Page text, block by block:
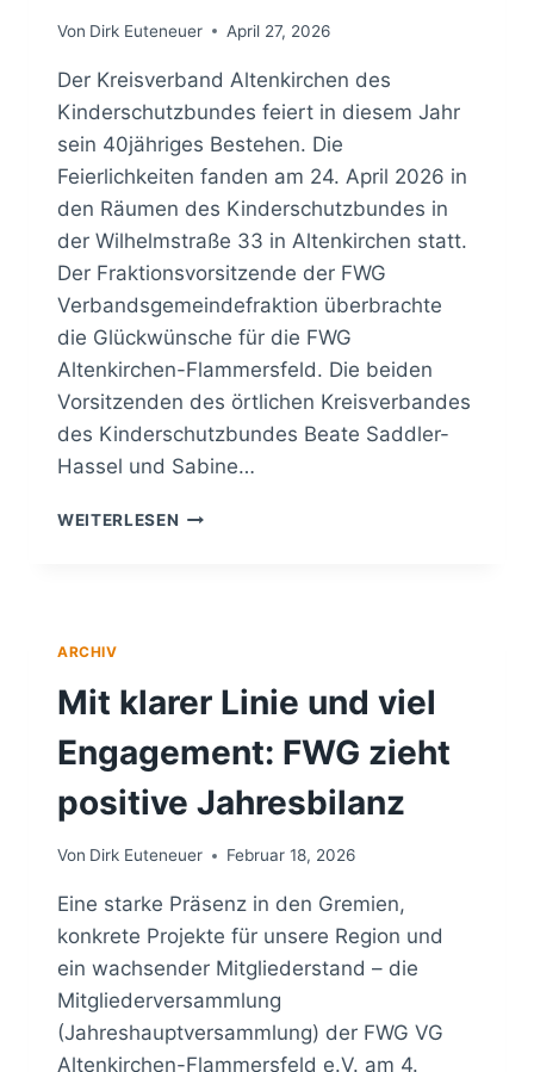
Von Dirk Euteneuer April 27, 2026
Der Kreisverband Altenkirchen des
Kinderschutzbundes feiert in diesem Jahr
sein 40jähriges Bestehen. Die
Feierlichkeiten fanden am 24. April 2026 in
den Räumen des Kinderschutzbundes in
der Wilhelmstraße 33 in Altenkirchen statt.
Der Fraktionsvorsitzende der FWG
Verbandsgemeindefraktion überbrachte
die Glückwünsche für die FWG
Altenkirchen-Flammersfeld. Die beiden
Vorsitzenden des örtlichen Kreisverbandes
des Kinderschutzbundes Beate Saddler-
Hassel und Sabine…
WEITERLESEN FWG
KINDERSCHUTZBUND
KREISVERBAND
ALTENKIRCHEN
ARCHIV
Mit klarer Linie und viel
Engagement: FWG zieht
positive Jahresbilanz
Von Dirk Euteneuer Februar 18, 2026
Eine starke Präsenz in den Gremien,
konkrete Projekte für unsere Region und
ein wachsender Mitgliederstand – die
Mitgliederversammlung
(Jahreshauptversammlung) der FWG VG
Altenkirchen-Flammersfeld e.V. am 4.